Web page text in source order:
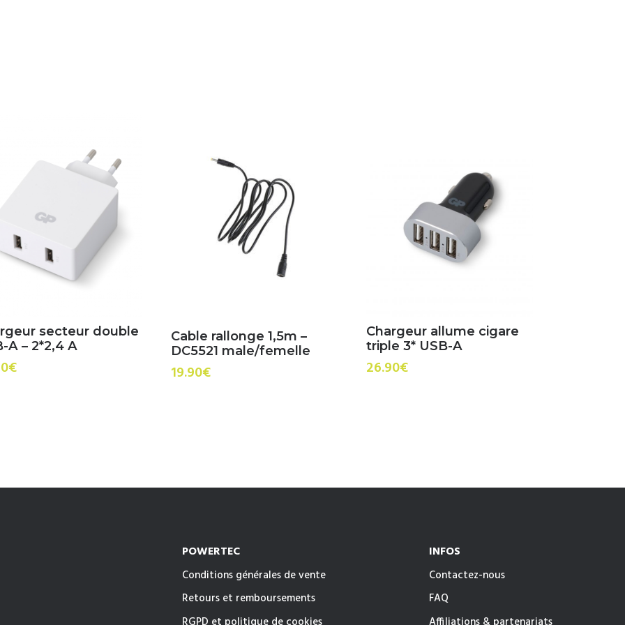
secteur double
A – 2*2,4 A
€
Cable rallonge 1,5m –
DC5521 male/femelle
19.90€
Chargeur allume cigare
triple 3* USB-A
26.90€
POWERTEC
Conditions générales de vente
Retours et remboursements
INFOS
Contactez-nous
FAQ